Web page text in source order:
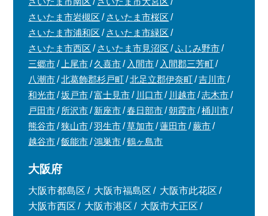
さいたま市岩槻区
さいたま市桜区
さいたま市浦和区
さいたま市緑区
さいたま市西区
さいたま市見沼区
ふじみ野市
三郷市
上尾市 久喜市 入間市
入間郡三芳町
八潮市
北葛飾郡杉戸町 北足立郡伊奈町
吉川市
和光市
坂戸市 富士見市 川口市 川越市
志木市
戸田市
所沢市 新座市 春日部市 朝霞市
桶川市
熊谷市
狭山市 羽生市 草加市 蓮田市
蕨市
越谷市
飯能市 鴻巣市 鶴ヶ島市
大阪府
大阪市都島区 大阪市福島区
大阪市此花区
大阪市西区
大阪市港区
大阪市大正区